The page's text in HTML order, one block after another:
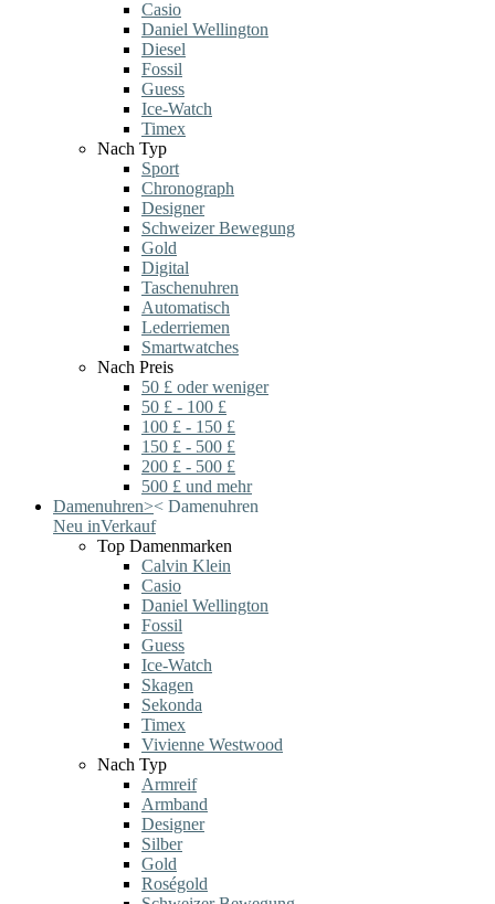
Casio
Daniel Wellington
Diesel
Fossil
Guess
Ice-Watch
Timex
Nach Typ
Sport
Chronograph
Designer
Schweizer Bewegung
Gold
Digital
Taschenuhren
Automatisch
Lederriemen
Smartwatches
Nach Preis
50 £ oder weniger
50 £ - 100 £
100 £ - 150 £
150 £ - 500 £
200 £ - 500 £
500 £ und mehr
Damenuhren>< Damenuhren
Neu inVerkauf
Top Damenmarken
Calvin Klein
Casio
Daniel Wellington
Fossil
Guess
Ice-Watch
Skagen
Sekonda
Timex
Vivienne Westwood
Nach Typ
Armreif
Armband
Designer
Silber
Gold
Roségold